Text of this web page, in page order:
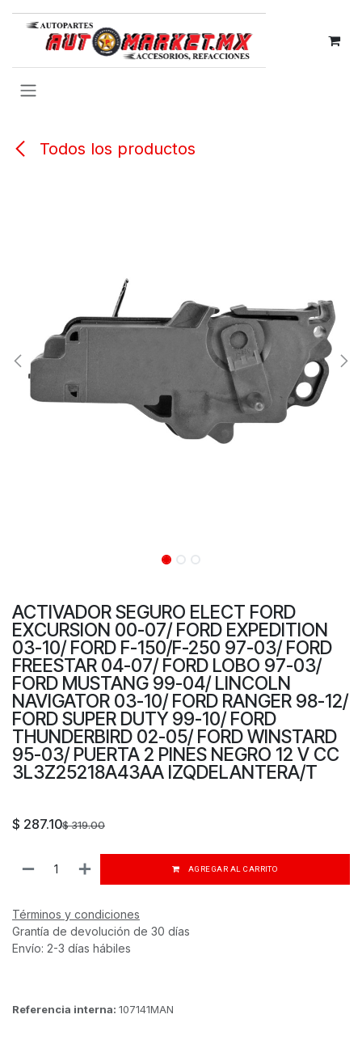
Todos los productos
ACTIVADOR SEGURO ELECT FORD
EXCURSION 00-07/ FORD EXPEDITION
03-10/ FORD F-150/F-250 97-03/ FORD
FREESTAR 04-07/ FORD LOBO 97-03/
FORD MUSTANG 99-04/ LINCOLN
NAVIGATOR 03-10/ FORD RANGER 98-12/
FORD SUPER DUTY 99-10/ FORD
THUNDERBIRD 02-05/ FORD WINSTARD
95-03/ PUERTA 2 PINES NEGRO 12 V CC
3L3Z25218A43AA IZQDELANTERA/T
$ 287.10$319.00
AGREGAR AL CARRITO
Términos y condiciones
Grantía de devolución de 30 días
Envío: 2-3 días hábiles
Referencia interna: 107141MAN